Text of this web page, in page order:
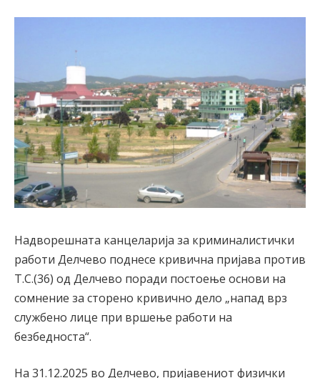
Надворешната канцеларија за криминалистички
работи Делчево поднесе кривична пријава против
Т.С.(36) од Делчево поради постоење основи на
сомнение за сторено кривично дело „напад врз
службено лице при вршење работи на
безбедноста“.
На 31.12.2025 во Делчево, пријавениот физички